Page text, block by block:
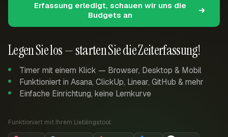
Legen Sie los — starten Sie die Zeiterfassung!
Timer mit einem Klick — Browser, Desktop & Mobil
Funktioniert in Asana, ClickUp, Linear, GitHub & mehr
Einfache Einrichtung, keine Lernkurve
Funktioniert mit Ihrem Lieblingstool:
Erfassung erledigt, schauen wir uns die
Budgets an